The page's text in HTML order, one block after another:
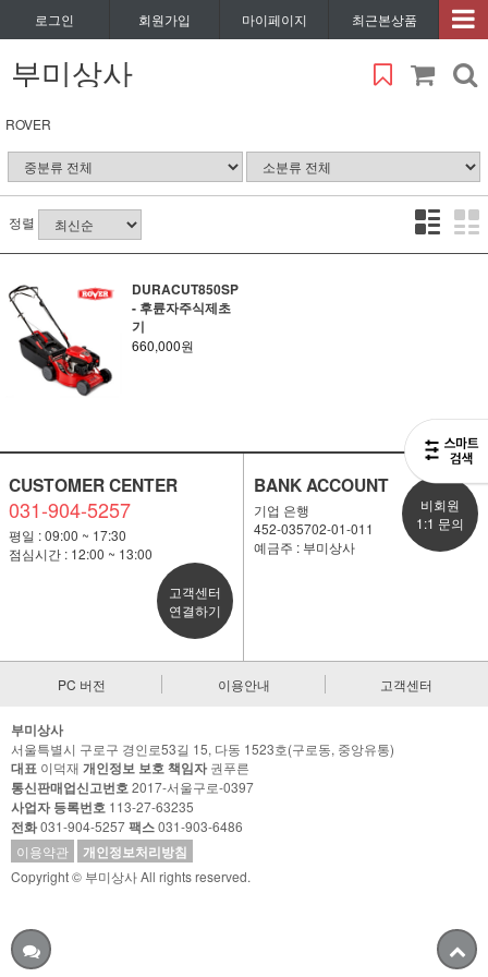
로그인 회원가입 마이페이지 최근본상품
부미상사
ROVER
정렬
DURACUT850SP
- 후륜자주식제초
기
660,000원
CUSTOMER CENTER
031-904-5257
평일 : 09:00 ~ 17:30
점심시간 : 12:00 ~ 13:00
고객센터
연결하기
BANK ACCOUNT
기업 은행
452-035702-01-011
예금주 : 부미상사
비회원
1:1 문의
PC 버전 이용안내 고객센터
부미상사
서울특별시 구로구 경인로53길 15, 다동 1523호(구로동, 중앙유통)
대표 이덕재 개인정보 보호 책임자권푸른
통신판매업신고번호2017-서울구로-0397
사업자 등록번호 113-27-63235
전화031-904-5257팩스031-903-6486
이용약관
개인정보처리방침
Copyright © 부미상사 All rights reserved.